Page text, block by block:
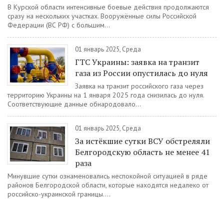
В Курской области интенсивные боевые действия продолжаются
сразу на нескольких участках. Вооружённые силы Российской
Федерации (ВС РФ) с большим...
01 январь 2025, Среда
ГТС Украины: заявка на транзит
газа из России опустилась до нуля
Заявка на транзит российского газа через
территорию Украины на 1 января 2025 года снизилась до нуля.
Соответствующие данные обнародовало...
01 январь 2025, Среда
За истёкшие сутки ВСУ обстреляли
Белгородскую область не менее 41
раза
Минувшие сутки ознаменовались неспокойной ситуацией в ряде
районов Белгородской области, которые находятся недалеко от
российско-украинской границы....